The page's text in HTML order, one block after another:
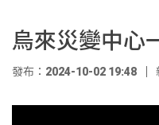
烏來災變中心
發布：2024-10-02 19:48